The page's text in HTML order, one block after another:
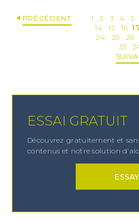
PRÉCÉDENT 1 2 3 4 5
14
15 16
24
25 26
33
ESSAI GRATUIT
Découvrez gratuitement et
contenus et notre solution